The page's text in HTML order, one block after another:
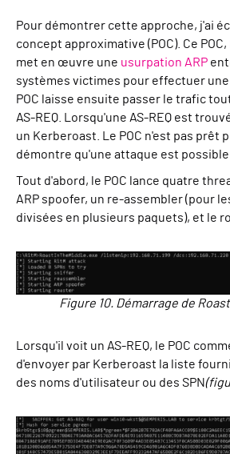
Pour démontrer cette approche, j'ai
concept approximative (POC). Ce POC,
met en œuvre une usurpation ARP
systèmes victimes pour effectuer une
POC laisse ensuite passer le trafic
AS-REQ. Lorsqu'une AS-REQ est
un Kerberoast. Le POC n'est pas prêt
démontre qu'une attaque est
Tout d'abord, le POC lance quatre
ARP spoofer, un re-assembler (pour
divisées en plusieurs paquets), et le
Figure 10. Démarrage de
Lorsqu'il voit un AS-REQ, le POC
d'envoyer par Kerberoast la liste
des noms d'utilisateur ou des SPN